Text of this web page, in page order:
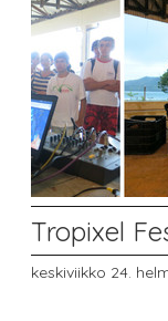
Tropixel
keskiviikko 24.